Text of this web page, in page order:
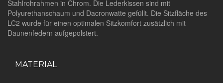
Stahlrohrahmen in Chrom. Die Lederkissen sind mit
Polyurethanschaum und Dacronwatte gefüllt. Die Sitzfläche des
LC2 wurde für einen optimalen Sitzkomfort zusätzlich mit
Daunenfedern aufgepolstert.
MATERIAL